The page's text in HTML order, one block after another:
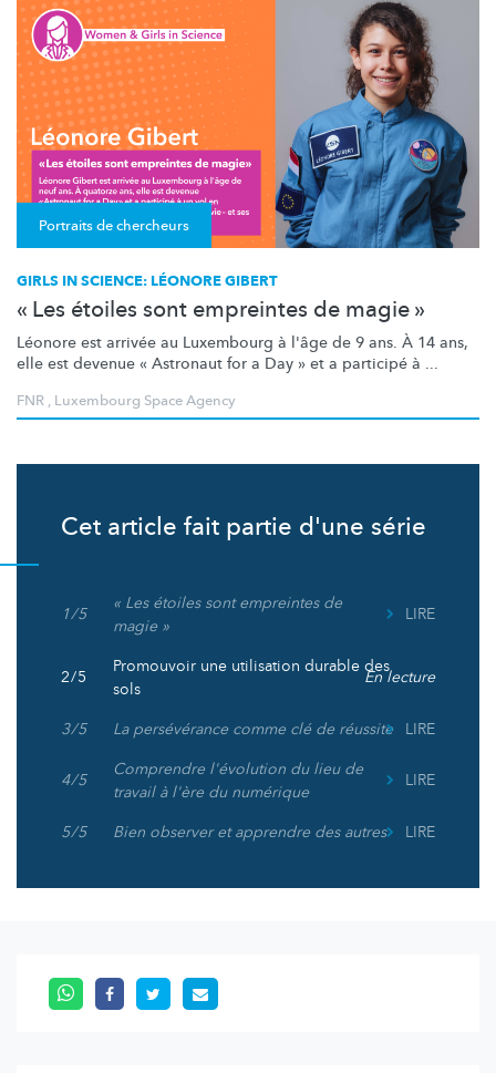
Portraits de chercheurs
GIRLS IN SCIENCE: LÉONORE GIBERT
« Les étoiles sont empreintes de magie »
Léonore est arrivée au Luxembourg à l'âge de 9 ans. À 14 ans,
elle est devenue « Astronaut for a Day » et a participé à ...
FNR , Luxembourg Space Agency
Cet article fait partie d'une série
1 / 5
« Les étoiles sont empreintes de
magie »
LIRE
2 / 5
Promouvoir une utilisation durable des
sols
En lecture
3 / 5 La persévérance comme clé de réussite LIRE
4 / 5
Comprendre l'évolution du lieu de
travail à l'ère du numérique
LIRE
5 / 5 Bien observer et apprendre des autres LIRE